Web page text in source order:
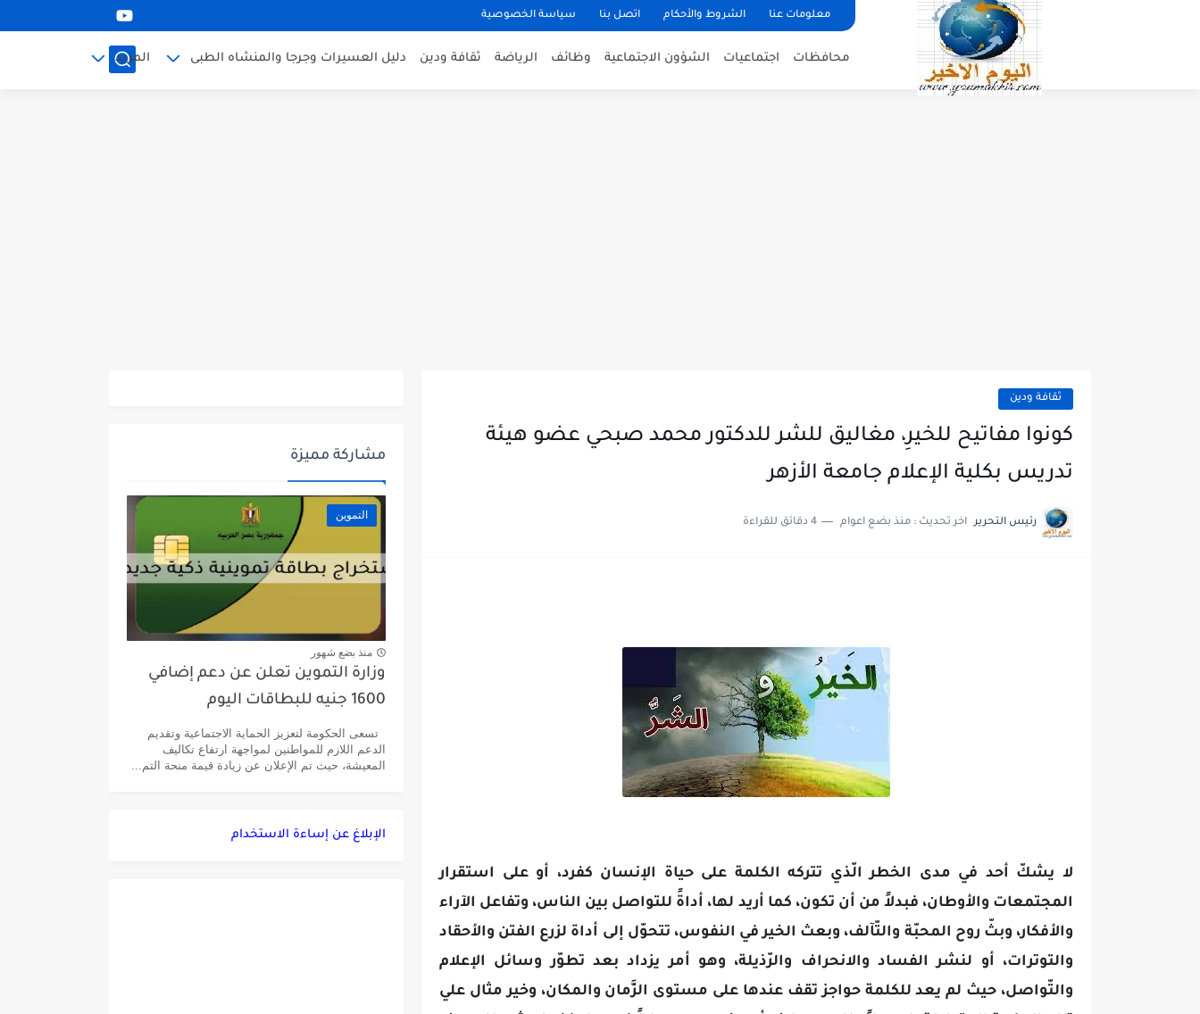
معلومات عنا الشروط والأحكام اتصل بنا سياسة الخصوصية
محافظات اجتماعيات الشؤون الاجتماعية وظائف الرياضة ثقافة ودين دليل العسيرات وجرجا والمنشاه الطبى المزيد
ثقافة ودين
كونوا مفاتيح للخيرِ، مغاليق للشر للدكتور محمد صبحي عضو هيئة
تدريس بكلية الإعلام جامعة الأزهر
رئيس التحرير اخر تحديث : منذ بضع اعوام 4 دقائق للقراءة
لا يشكّ أحد في مدى الخطر الّذي تتركه الكلمة على حياة الإنسان كفرد، أو على استقرار
المجتمعات والأوطان، فبدلاً من أن تكون، كما أريد لها، أداةً للتواصل بين الناس، وتفاعل الآراء
والأفكار، وبثّ روح المحبّة والتّآلف، وبعث الخير في النفوس، تتحوّل إلى أداة لزرع الفتن والأحقاد
والتوترات، أو لنشر الفساد والانحراف والرّذيلة، وهو أمر يزداد بعد تطوّر وسائل الإعلام
والتّواصل، حيث لم يعد للكلمة حواجز تقف عندها على مستوى الزَّمان والمكان، وخير مثال علي
مشاركة مميزة
التموين
منذ بضع شهور
وزارة التموين تعلن عن دعم إضافي
1600 جنيه للبطاقات اليوم
تسعى الحكومة لتعزيز الحماية الاجتماعية وتقديم
الدعم اللازم للمواطنين لمواجهة ارتفاع تكاليف
المعيشة، حيث تم الإعلان عن زيادة قيمة منحة التم...
الإبلاغ عن إساءة الاستخدام